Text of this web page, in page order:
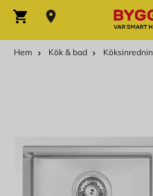
Varukorg
Hem Kök & bad